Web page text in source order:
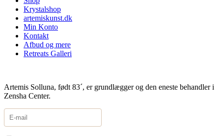
Krystalshop
artemiskunst.dk
Min Konto
Kontakt
Afbud og mere
Retreats Galleri
Artemis Solluna, født 83´, er grundlægger og den eneste behandler i
Zensha Center.